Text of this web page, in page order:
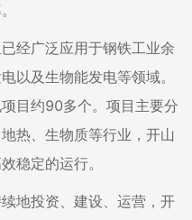
经广泛应用于钢铁工业余
以及生物能发电等领域。
目约90多个。项目主要分
热、生物质等行业，开山
稳定的运行。
地投资、建设、运营，开